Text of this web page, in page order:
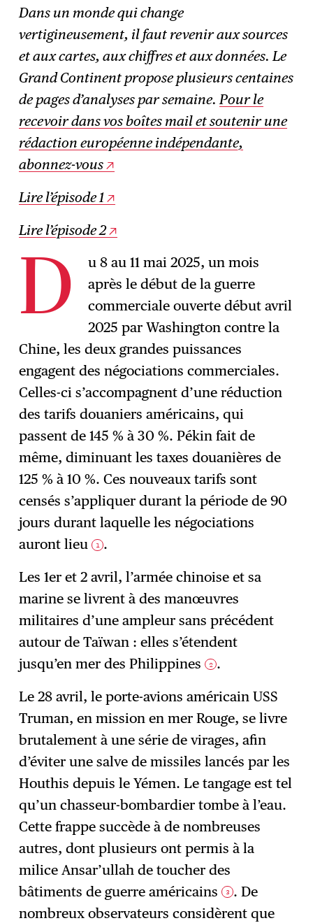
→ S'abonner
Dans un monde qui change
vertigineusement, il faut revenir aux sources
et aux cartes, aux chiffres et aux données. Le
Grand Continent propose plusieurs centaines
de pages d’analyses par semaine.Pour le
recevoir dans vos boîtes mail et soutenir une
rédaction européenne indépendante,
abonnez-vous
Lire l’épisode 1
Lire l’épisode 2
D
u 8 au 11 mai 2025, un mois
après le début de la guerre
commerciale ouverte début avril
2025 par Washington contre la
Chine, les deux grandes puissances
engagent des négociations commerciales.
Celles-ci s’accompagnent d’une réduction
des tarifs douaniers américains, qui
passent de 145 % à 30 %. Pékin fait de
même, diminuant les taxes douanières de
125 % à 10 %. Ces nouveaux tarifs sont
censés s’appliquer durant la période de 90
jours durant laquelle les négociations
auront lieu 1 .
Les 1er et 2 avril, l’armée chinoise et sa
marine se livrent à des manœuvres
militaires d’une ampleur sans précédent
autour de Taïwan : elles s’étendent
jusqu’en mer des Philippines 2 .
Le 28 avril, le porte-avions américain USS
Truman, en mission en mer Rouge, se livre
brutalement à une série de virages, afin
d’éviter une salve de missiles lancés par les
Houthis depuis le Yémen. Le tangage est tel
qu’un chasseur-bombardier tombe à l’eau.
Cette frappe succède à de nombreuses
autres, dont plusieurs ont permis à la
milice Ansar’ullah de toucher des
bâtiments de guerre américains 3 . De
nombreux observateurs considèrent que